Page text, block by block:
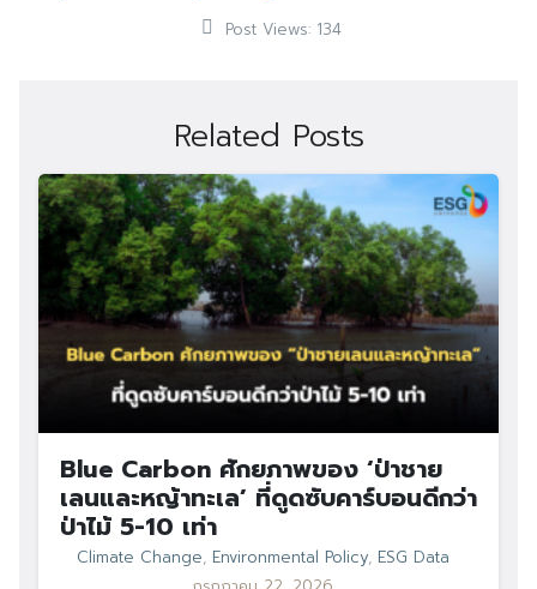
Post Views: 134
Related Posts
Blue Carbon ศักยภาพของ ‘ป่าชาย
เลนและหญ้าทะเล’ ที่ดูดซับคาร์บอนดีกว่า
ป่าไม้ 5-10 เท่า
Climate Change, Environmental Policy, ESG Data